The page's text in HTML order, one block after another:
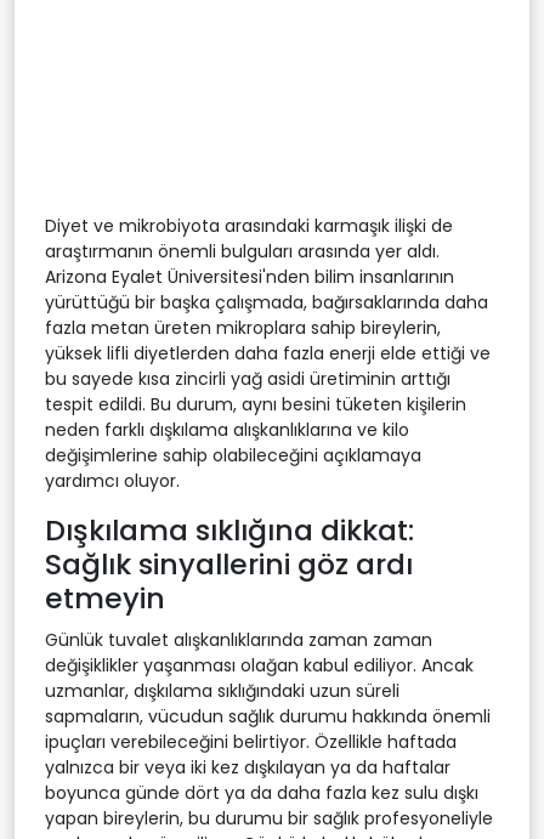
Diyet ve mikrobiyota arasındaki karmaşık ilişki de
araştırmanın önemli bulguları arasında yer aldı.
Arizona Eyalet Üniversitesi'nden bilim insanlarının
yürüttüğü bir başka çalışmada, bağırsaklarında daha
fazla metan üreten mikroplara sahip bireylerin,
yüksek lifli diyetlerden daha fazla enerji elde ettiği ve
bu sayede kısa zincirli yağ asidi üretiminin arttığı
tespit edildi. Bu durum, aynı besini tüketen kişilerin
neden farklı dışkılama alışkanlıklarına ve kilo
değişimlerine sahip olabileceğini açıklamaya
yardımcı oluyor.
Dışkılama sıklığına dikkat:
Sağlık sinyallerini göz ardı
etmeyin
Günlük tuvalet alışkanlıklarında zaman zaman
değişiklikler yaşanması olağan kabul ediliyor. Ancak
uzmanlar, dışkılama sıklığındaki uzun süreli
sapmaların, vücudun sağlık durumu hakkında önemli
ipuçları verebileceğini belirtiyor. Özellikle haftada
yalnızca bir veya iki kez dışkılayan ya da haftalar
boyunca günde dört ya da daha fazla kez sulu dışkı
yapan bireylerin, bu durumu bir sağlık profesyoneliyle